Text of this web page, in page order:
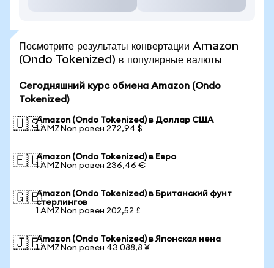
Посмотрите результаты конвертации Amazon
(Ondo Tokenized) в популярные валюты
Сегодняшний курс обмена Amazon (Ondo
Tokenized)
🇺🇸Amazon (Ondo Tokenized) в Доллар США
1 AMZNon равен 272,94 $
🇪🇺Amazon (Ondo Tokenized) в Евро
1 AMZNon равен 236,46 €
🇬🇧Amazon (Ondo Tokenized) в Британский фунт
стерлингов
1 AMZNon равен 202,52 £
🇯🇵Amazon (Ondo Tokenized) в Японская иена
1 AMZNon равен 43 088,8 ¥